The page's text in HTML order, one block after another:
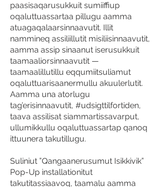
paasisaqarusukkuit sumiiffiup
oqaluttuassartaa pillugu aamma
atuagaqalaarsinnaavutit. Illit
nammineq assiliillutit misiliisinnaavutit,
aamma assip sinaanut iserusukkuit
taamaaliorsinnaavutit —
taamaalillutillu eqqumiitsuliamut
oqaluttuarisaanermullu akuulerlutit.
Aamma una atorlugu
tag’erisinnaavutit, #udsigttilfortiden,
taava assilisat siammartissavarput,
ullumikkullu oqaluttuassartap qanoq
ittuunera takutillugu.
Suliniut ”Qangaanerusumut Isikkivik”
Pop-Up installationitut
takutitassiaavoq, taamalu aamma